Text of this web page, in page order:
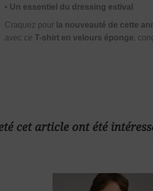
• Un essentiel du dressing estival
Craquez pour la nouveauté de cette
avec ce T-shirt en velours éponge,
cet article ont été